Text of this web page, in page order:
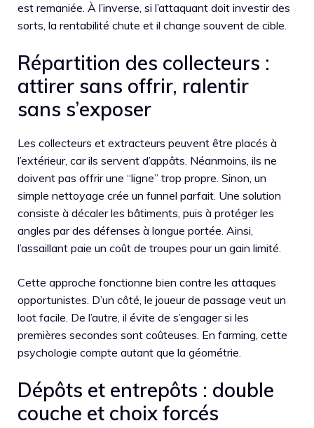
est remaniée. À l’inverse, si l’attaquant doit investir des
sorts, la rentabilité chute et il change souvent de cible.
Répartition des collecteurs :
attirer sans offrir, ralentir
sans s’exposer
Les collecteurs et extracteurs peuvent être placés à
l’extérieur, car ils servent d’appâts. Néanmoins, ils ne
doivent pas offrir une “ligne” trop propre. Sinon, un
simple nettoyage crée un funnel parfait. Une solution
consiste à décaler les bâtiments, puis à protéger les
angles par des défenses à longue portée. Ainsi,
l’assaillant paie un coût de troupes pour un gain limité.
Cette approche fonctionne bien contre les attaques
opportunistes. D’un côté, le joueur de passage veut un
loot facile. De l’autre, il évite de s’engager si les
premières secondes sont coûteuses. En farming, cette
psychologie compte autant que la géométrie.
Dépôts et entrepôts : double
couche et choix forcés